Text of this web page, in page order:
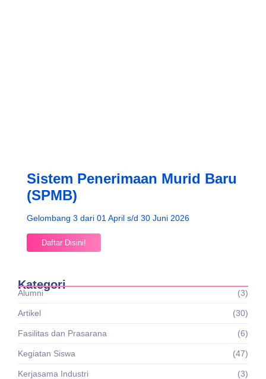
Sistem Penerimaan Murid Baru
(SPMB)
Gelombang 3 dari 01 April s/d 30 Juni 2026
Daftar Disini!
Kategori
Alumni (3)
Artikel (30)
Fasilitas dan Prasarana (6)
Kegiatan Siswa (47)
Kerjasama Industri (3)